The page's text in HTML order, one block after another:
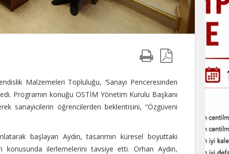
Malzemeleri Topluluğu, ‘Sanayi Penceresinden
Programın konuğu OSTİM Yönetim Kurulu Başkanı
sanayicilerin öğrencilerden beklentisini, “Özgüveni
başlayan Aydın, tasarımın küresel boyuttaki
konusunda ilerlemelerini tavsiye etti. Orhan Aydın,